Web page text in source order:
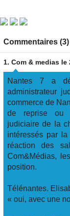
Commentaires (3)
1. Com & medias le
Nantes 7 a
administrateur
commerce de
de reprise ou
judiciaire de la
intéressés par
réaction des
Com&Médias,
position.
Télénantes.
« oui, avec une